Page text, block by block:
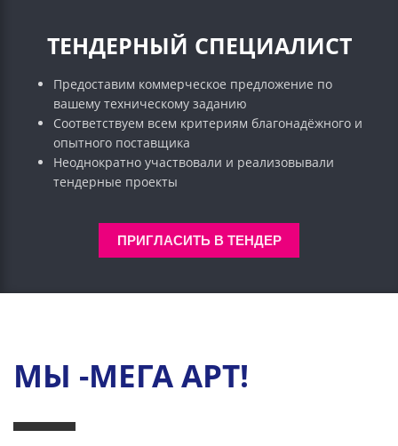
ТЕНДЕРНЫЙ СПЕЦИАЛИСТ
Предоставим коммерческое предложение по
вашему техническому заданию
Соответствуем всем критериям благонадёжного и
опытного поставщика
Неоднократно участвовали и реализовывали
тендерные проекты
ПРИГЛАСИТЬ В ТЕНДЕР
МЫ -МЕГА АРТ!